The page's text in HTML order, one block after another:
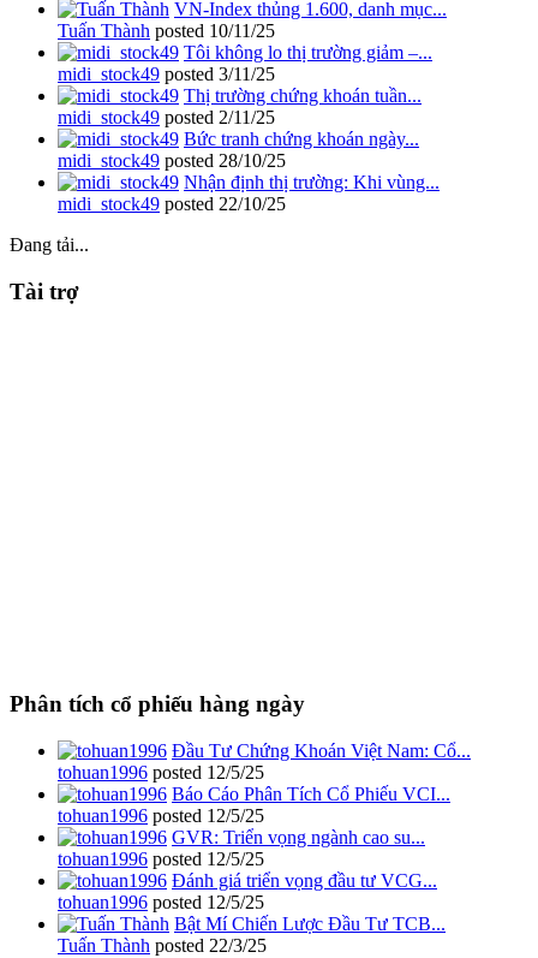
VN-Index thủng 1.600, danh mục...
Tuấn Thành posted 10/11/25
Tôi không lo thị trường giảm –...
midi_stock49 posted 3/11/25
Thị trường chứng khoán tuần...
midi_stock49 posted 2/11/25
Bức tranh chứng khoán ngày...
midi_stock49 posted 28/10/25
Nhận định thị trường: Khi vùng...
midi_stock49 posted 22/10/25
Đang tải...
Tài trợ
Phân tích cổ phiếu hàng ngày
Đầu Tư Chứng Khoán Việt Nam: Cổ...
tohuan1996 posted 12/5/25
Báo Cáo Phân Tích Cổ Phiếu VCI...
tohuan1996 posted 12/5/25
GVR: Triển vọng ngành cao su...
tohuan1996 posted 12/5/25
Đánh giá triển vọng đầu tư VCG...
tohuan1996 posted 12/5/25
Bật Mí Chiến Lược Đầu Tư TCB...
Tuấn Thành posted 22/3/25